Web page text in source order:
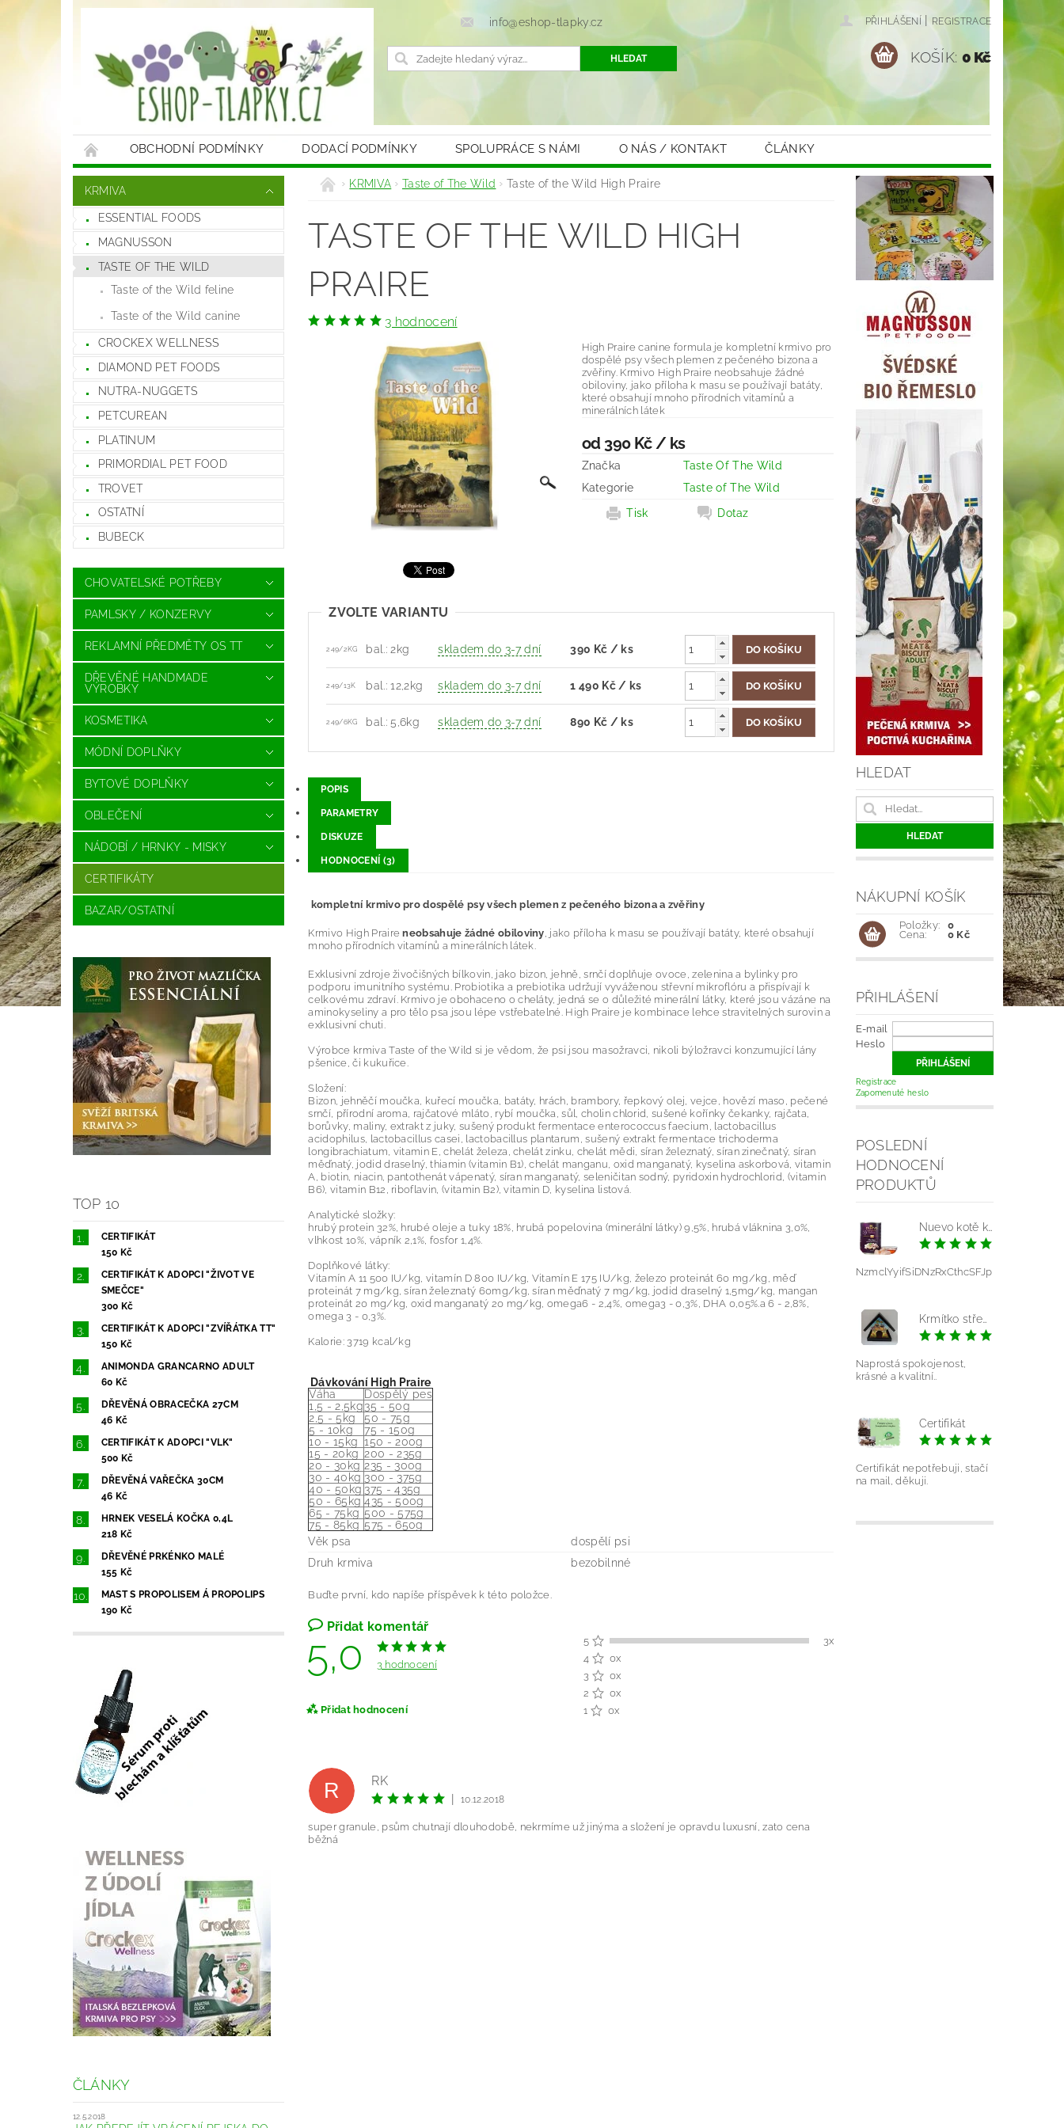
info@eshop-tlapky.cz PŘIHLÁŠENÍ | REGISTRACE
KOŠÍK: 0 Kč
OBCHODNÍ PODMÍNKY DODACÍ PODMÍNKY SPOLUPRÁCE S NÁMI O NÁS / KONTAKT ČLÁNKY
KRMIVA
ESSENTIAL FOODS
MAGNUSSON
TASTE OF THE WILD
Taste of the Wild feline
Taste of the Wild canine
CROCKEX WELLNESS
DIAMOND PET FOODS
NUTRA-NUGGETS
PETCUREAN
PLATINUM
PRIMORDIAL PET FOOD
TROVET
OSTATNÍ
BUBECK
CHOVATELSKÉ POTŘEBY
PAMLSKY / KONZERVY
REKLAMNÍ PŘEDMĚTY OS TT
DŘEVĚNÉ HANDMADE
VÝROBKY
KOSMETIKA
MÓDNÍ DOPLŇKY
BYTOVÉ DOPLŇKY
OBLEČENÍ
NÁDOBÍ / HRNKY - MISKY
CERTIFIKÁTY
BAZAR/OSTATNÍ
TOP 10
CERTIFIKÁT
150 Kč
CERTIFIKÁT K ADOPCI "ŽIVOT VE
SMEČCE"
300 Kč
CERTIFIKÁT K ADOPCI "ZVÍŘÁTKA TT"
150 Kč
ANIMONDA GRANCARNO ADULT
60 Kč
DŘEVĚNÁ OBRACEČKA 27CM
46 Kč
CERTIFIKÁT K ADOPCI "VLK"
500 Kč
DŘEVĚNÁ VAŘEČKA 30CM
46 Kč
HRNEK VESELÁ KOČKA 0,4L
218 Kč
DŘEVĚNÉ PRKÉNKO MALÉ
155 Kč
MAST S PROPOLISEM Á PROPOLIPS
190 Kč
ČLÁNKY
12.5.2018
KRMIVA Taste of The Wild Taste of the Wild High Praire
TASTE OF THE WILD HIGH
PRAIRE
3 hodnocení
High Praire canine formula je kompletní krmivo pro
dospělé psy všech plemen z pečeného bizona a
zvěřiny. Krmivo High Praire neobsahuje žádné
obiloviny, jako příloha k masu se používají batáty,
které obsahují mnoho přírodních vitamínů a
minerálních látek
od 390 Kč / ks
Značka
Taste Of The Wild
Kategorie
Taste of The Wild
Tisk
Dotaz
ZVOLTE VARIANTU
249/2KG bal.: 2kg skladem do 3-7 dní 390 Kč / ks
249/13K bal.: 12,2kg skladem do 3-7 dní 1 490 Kč / ks
249/6KG bal.: 5,6kg skladem do 3-7 dní 890 Kč / ks
POPIS
PARAMETRY
DISKUZE
HODNOCENÍ (3)
kompletní krmivo pro dospělé psy všech plemen z pečeného bizona a zvěřiny
Krmivo High Praireneobsahuje žádné obiloviny , jako příloha k masu se používají batáty, které obsahují
mnoho přírodních vitamínů a minerálních látek.
Exklusivní zdroje živočišných bílkovin, jako bizon, jehně, srnčí doplňuje ovoce, zelenina a bylinky pro
podporu imunitního systému. Probiotika a prebiotika udržují vyváženou střevní mikroflóru a přispívají k
celkovému zdraví. Krmivo je obohaceno o cheláty, jedná se o důležité minerální látky, které jsou vázáne na
aminokyseliny a pro tělo psa jsou lépe vstřebatelné. High Praire je kombinace lehce stravitelných surovin a
exklusivní chuti.
Výrobce krmiva Taste of the Wild si je vědom, že psi jsou masožravci, nikoli býložravci konzumující lány
pšenice, či kukuřice.
Složení:
Bizon, jehněčí moučka, kuřecí moučka, batáty, hrách, brambory, řepkový olej, vejce, hovězí maso, pečené
srnčí, přírodní aroma, rajčatové mláto, rybí moučka, sůl, cholin chlorid, sušené kořínky čekanky, rajčata,
borůvky, maliny, extrakt z juky, sušený produkt fermentace enterococcus faecium, lactobacillus
acidophilus, lactobacillus casei, lactobacillus plantarum, sušený extrakt fermentace trichoderma
longibrachiatum, vitamin E, chelát železa, chelát zinku, chelát mědi, síran železnatý, síran zinečnatý, síran
měďnatý, jodid draselný, thiamin (vitamin B1), chelát manganu, oxid manganatý, kyselina askorbová, vitamin
A, biotin, niacin, pantothenát vápenatý, síran manganatý, seleničitan sodný, pyridoxin hydrochlorid, (vitamin
B6), vitamin B12, riboflavin, (vitamin B2), vitamin D, kyselina listová.
Analytické složky:
hrubý protein 32%, hrubé oleje a tuky 18%, hrubá popelovina (minerální látky) 9,5%, hrubá vláknina 3,0%,
vlhkost 10%, vápník 2,1%, fosfor 1,4%.
Doplňkové látky:
Vitamín A 11 500 IU/kg, vitamín D 800 IU/kg, Vitamín E 175 IU/kg, železo proteinát 60 mg/kg, měď
proteinát 7 mg/kg, síran železnatý 60mg/kg, síran měďnatý 7 mg/kg, jodid draselný 1,5mg/kg, mangan
proteinát 20 mg/kg, oxid manganatý 20 mg/kg, omega6 - 2,4%, omega3 - 0,3%, DHA 0,05%.a 6 - 2,8%,
omega 3 - 0,3%.
Kalorie: 3719 kcal/kg
Dávkování High Praire
Váha
Dospělý pes
1,5 - 2,5kg35 - 50g
2,5 - 5kg
50 - 75g
5 - 10kg
75 - 150g
10 - 15kg 150 - 200g
15 - 20kg 200 - 235g
20 - 30kg 235 - 300g
30 - 40kg 300 - 375g
40 - 50kg 375 - 435g
50 - 65kg 435 - 500g
65 - 75kg 500 - 575g
75 - 85kg 575 - 650g
Věk psa
dospělí psi
Druh krmiva
bezobilnné
Buďte první, kdo napíše příspěvek k této položce.
Přidat komentář
5,0 3 hodnocení
Přidat hodnocení
5
3x
4
0x
3
0x
2
0x
1
0x
R
RK
|
10.12.2018
super granule, psům chutnají dlouhodobě, nekrmíme už jinýma a složení je opravdu luxusní, zato cena
běžná
HLEDAT
NÁKUPNÍ KOŠÍK
Položky:
Cena:
0
0 Kč
PŘIHLÁŠENÍ
E-mail
Heslo
Registrace
Zapomenuté heslo
POSLEDNÍ
HODNOCENÍ
PRODUKTŮ
NzmclYyifSiDNzRxCthcSFJp
Naprostá spokojenost,
krásné a kvalitní..
Certifikát
Certifikát nepotřebuji, stačí
na mail, děkuji.